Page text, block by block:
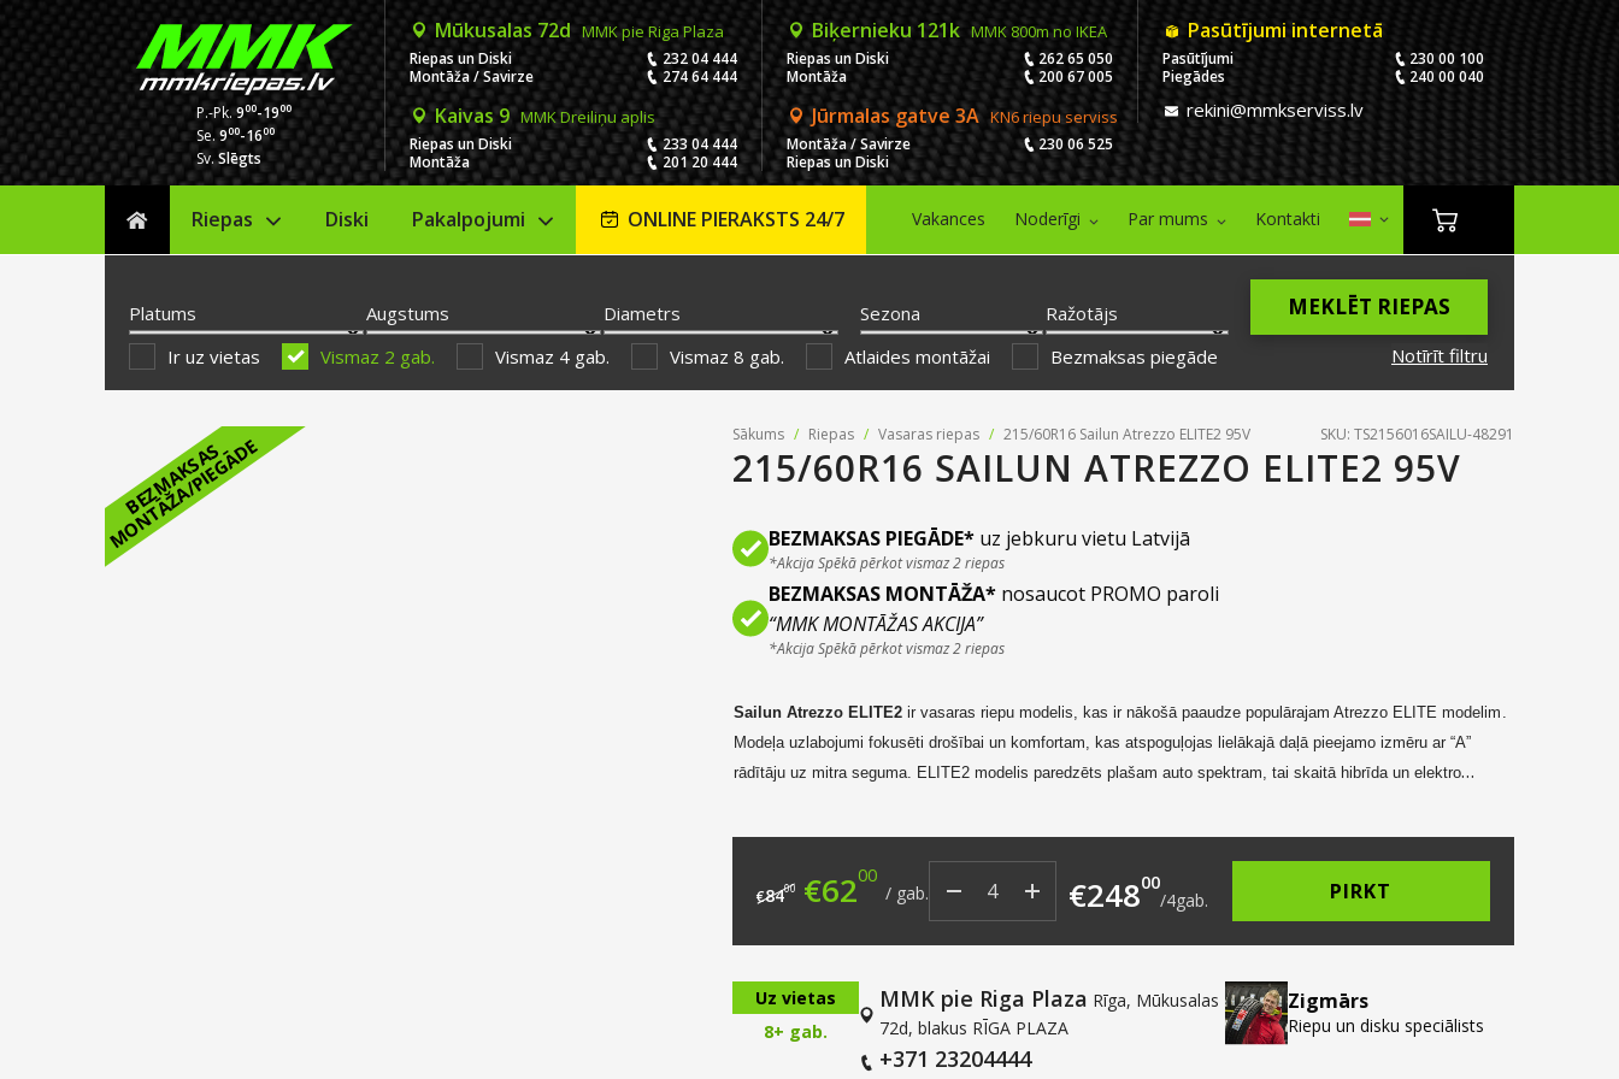
P.-Pk.900-1900
Se.900-1600
Sv.Slēgts
Mūkusalas 72d MMK pie Riga Plaza
Riepas un Diski
232 04 444
Montāža / Savirze
274 64 444
Biķernieku 121k MMK 800m no IKEA
Riepas un Diski
262 65 050
Montāža
200 67 005
Kaivas 9 MMK Dreiliņu aplis
Riepas un Diski
233 04 444
Montāža
201 20 444
Jūrmalas gatve 3A KN6 riepu serviss
Montāža / Savirze
230 06 525
Riepas un Diski
Pasūtījumi internetā
Pasūtījumi
230 00 100
Piegādes
240 00 040
rekini@mmkserviss.lv
Sākums
Riepas Diski Pakalpojumi ONLINE PIERAKSTS 24/7 Vakances Noderīgi Par mums Kontakti
Platums Augstums Diametrs Sezona
Ražotājs
Notīrīt filtru
MEKLĒT RIEPAS
Ir uz vietas Vismaz 2 gab. Vismaz 4 gab. Vismaz 8 gab. Atlaides montāžai Bezmaksas piegāde
B
E
Z
M
A
K
S
A
S
M
O
N
T
Ā
Ž
A
/
P
I
E
G
Ā
D
E Sākums / Riepas / Vasaras riepas / 215/60R16 Sailun Atrezzo ELITE2 95V SKU: TS2156016SAILU-48291
215/60R16 SAILUN ATREZZO ELITE2 95V
BEZMAKSAS PIEGĀDE*uz jebkuru vietu Latvijā
*Akcija Spēkā pērkot vismaz 2 riepas
BEZMAKSAS MONTĀŽA* nosaucot PROMO paroli
“MMK MONTĀŽAS AKCIJA”
*Akcija Spēkā pērkot vismaz 2 riepas
Sailun Atrezzo ELITE2ir vasaras riepumodelis, kas ir nākošā paaudze populārajam Atrezzo ELITE modelim
Modeļa uzlabojumi fokusēti drošībai un komfortam, kas atspoguļojas lielākajā daļā pieejamo izmēru ar “A”
rādītāju uz mitra seguma. ELITE2 modelis paredzēts plašam auto spektram, tai skaitā hibrīda un elektro
€8400 Original price was: €84.00.
€6200 Current price is: €62.00.
/ gab. €24800
/4gab. PIRKT
Uz vietas
8+ gab.
MMK pie Riga Plaza
72d, blakus RĪGA PLAZA
+371 23204444
Zigmārs
Riepu un disku speciālists